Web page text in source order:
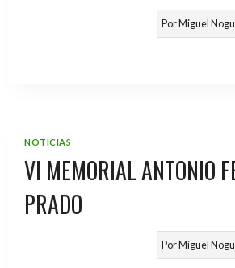
PorMiguel
NOTICIAS
VI MEMORIAL ANTONIO
PRADO
PorMiguel